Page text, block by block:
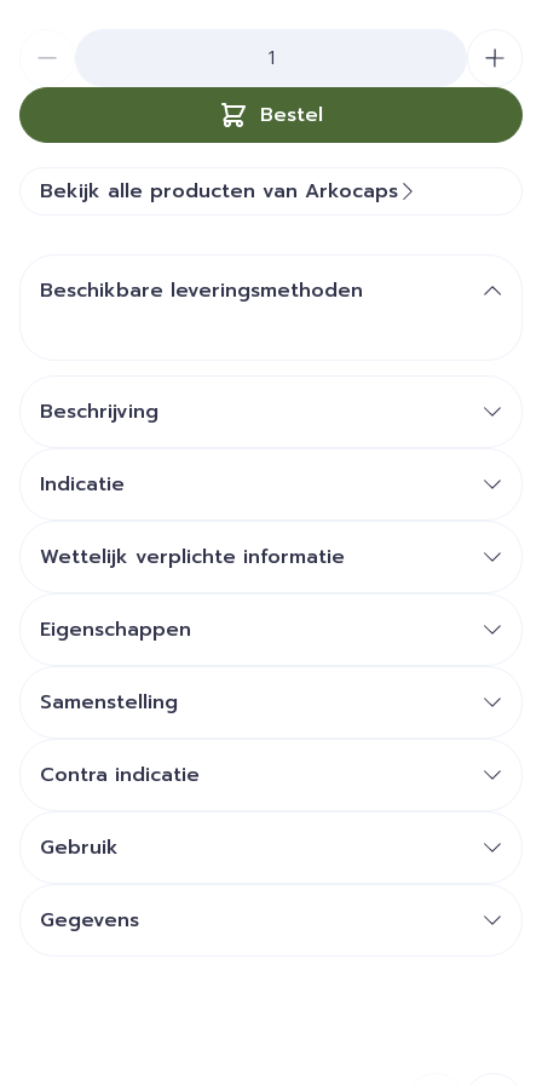
Bestel
Bekijk alle producten van Arkocaps
Beschikbare leveringsmethoden
Beschrijving
Indicatie
Wettelijk verplichte informatie
Eigenschappen
Samenstelling
Contra indicatie
Gebruik
Gegevens